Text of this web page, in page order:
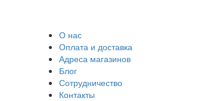
О нас
Оплата и доставка
Адреса магазинов
Блог
Сотрудничество
Контакты